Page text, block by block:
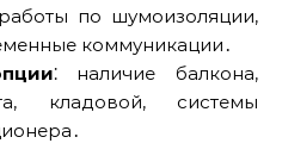
по шумоизоляции‚
коммуникации․
⁚ наличие балкона‚
кладовой‚ системы